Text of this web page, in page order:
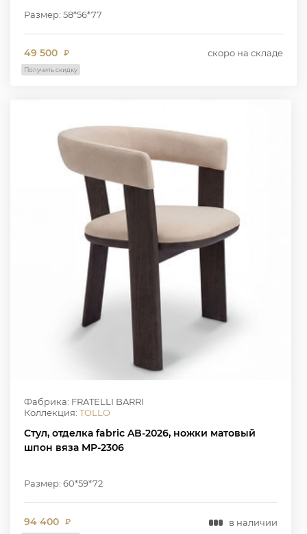
Размер: 58*56*77
49 500 ₽ скоро на складе
Получить скидку
Фабрика: FRATELLI BARRI
Коллекция: TOLLO
Стул, отделка fabric AB-2026, ножки матовый
шпон вяза MP-2306
Размер: 60*59*72
94 400 ₽ в наличии